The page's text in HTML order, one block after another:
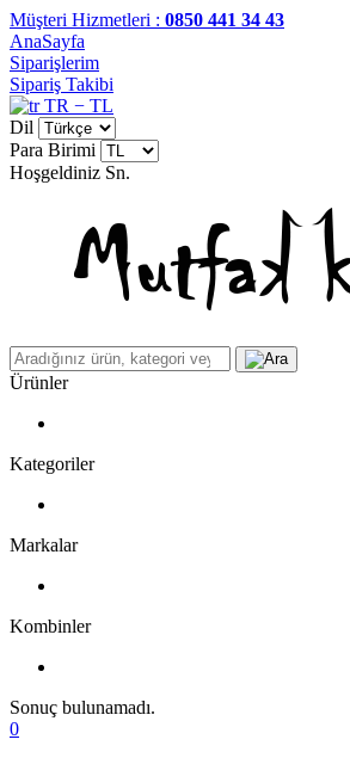
Müşteri Hizmetleri : 0850 441 34 43
AnaSayfa
Siparişlerim
Sipariş Takibi
TR − TL
Dil
Para Birimi
Hoşgeldiniz Sn.
Ürünler
Kategoriler
Markalar
Kombinler
Sonuç bulunamadı.
0